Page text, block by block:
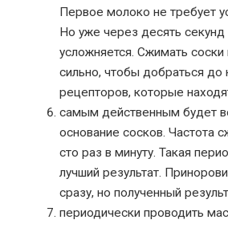
Первое молоко не требует
Но уже через десять
усложняется. Сжимать
сильно, чтобы добраться до
рецепторов, которые
самым действенным будет
основание сосков. Частота
сто раз в минуту. Такая
лучший результат.
сразу, но полученный
периодически проводить